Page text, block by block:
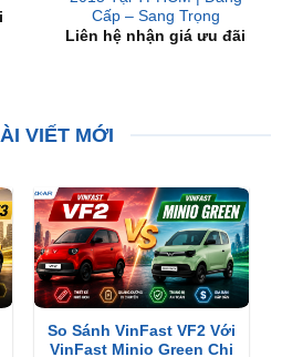
So Sánh VinFast VF2 Với
VinFast Minio Green Chi
Tiết